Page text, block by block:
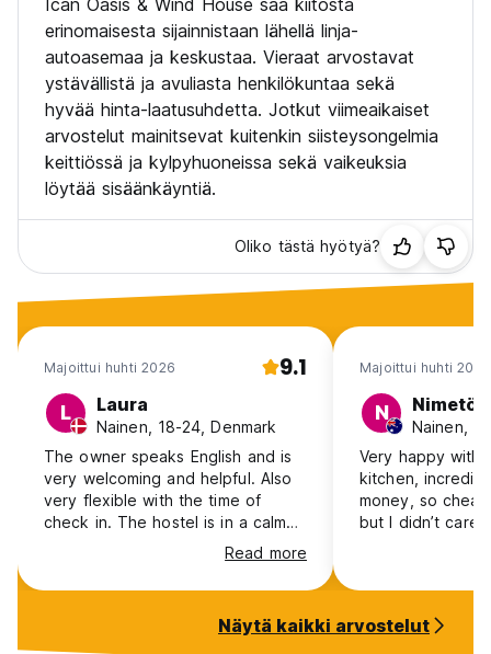
Ican Oasis & Wind House saa kiitosta
erinomaisesta sijainnistaan lähellä linja-
autoasemaa ja keskustaa. Vieraat arvostavat
ystävällistä ja avuliasta henkilökuntaa sekä
hyvää hinta-laatusuhdetta. Jotkut viimeaikaiset
arvostelut mainitsevat kuitenkin siisteysongelmia
keittiössä ja kylpyhuoneissa sekä vaikeuksia
löytää sisäänkäyntiä.
Oliko tästä hyötyä?
Majoittui huhti 2026 9.1
L Laura
Nainen, 18-24, Denmark
The owner speaks English and is
very welcoming and helpful. Also
very flexible with the time of
check in. The hostel is in a calm
and very central location, walking
distance from the bus terminal. We
enjoyed staying here and then
Read more
Majoittui huhti 2026
N Nimetön
Nainen,
Very happy with
kitchen,
money, so
but I didn’t care.
Näytä kaikki arvostelut